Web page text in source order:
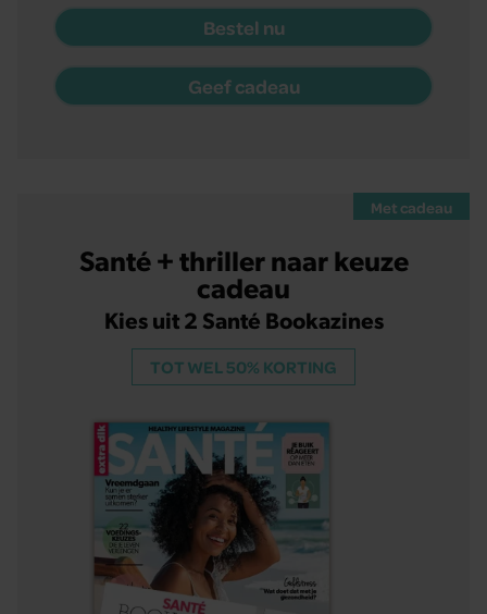
Bestel nu
Geef cadeau
Met cadeau
Santé + thriller naar keuze
cadeau
Kies uit 2 Santé Bookazines
TOT WEL 50% KORTING